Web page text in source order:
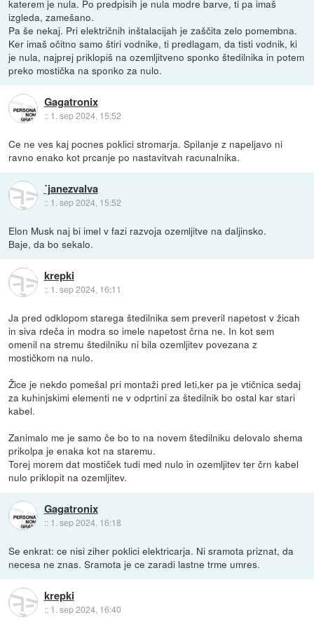
katerem je nula. Po predpisih je nula modre barve, ti pa imaš
izgleda, zamešano.
Pa še nekaj. Pri električnih inštalacijah je zaščita zelo pomembna.
Ker imaš očitno samo štiri vodnike, ti predlagam, da tisti vodnik, ki
je nula, najprej priklopiš na ozemljitveno sponko štedilnika in potem
preko mostička na sponko za nulo.
Gagatronix
:: 1. sep 2024, 15:52
Ce ne ves kaj pocnes poklici stromarja. Spilanje z napeljavo ni
ravno enako kot prcanje po nastavitvah racunalnika.
˙janezvalva
:: 1. sep 2024, 15:52
Elon Musk naj bi imel v fazi razvoja ozemljitve na daljinsko.
Baje, da bo sekalo.
krepki
:: 1. sep 2024, 16:11
Ja pred odklopom starega štedilnika sem preveril napetost v žicah
in siva rdeča in modra so imele napetost črna ne. In kot sem
omenil na stremu štedilniku ni bila ozemljitev povezana z
mostičkom na nulo.
Žice je nekdo pomešal pri montaži pred leti,ker pa je vtičnica sedaj
za kuhinjskimi elementi ne v odprtini za štedilnik bo ostal kar stari
kabel.
Zanimalo me je samo če bo to na novem štedilniku delovalo shema
prikolpa je enaka kot na staremu.
Torej morem dat mostiček tudi med nulo in ozemljitev ter črn kabel
nulo priklopit na ozemljitev.
Gagatronix
:: 1. sep 2024, 16:18
Se enkrat: ce nisi ziher poklici elektricarja. Ni sramota priznat, da
necesa ne znas. Sramota je ce zaradi lastne trme umres.
krepki
:: 1. sep 2024, 16:40